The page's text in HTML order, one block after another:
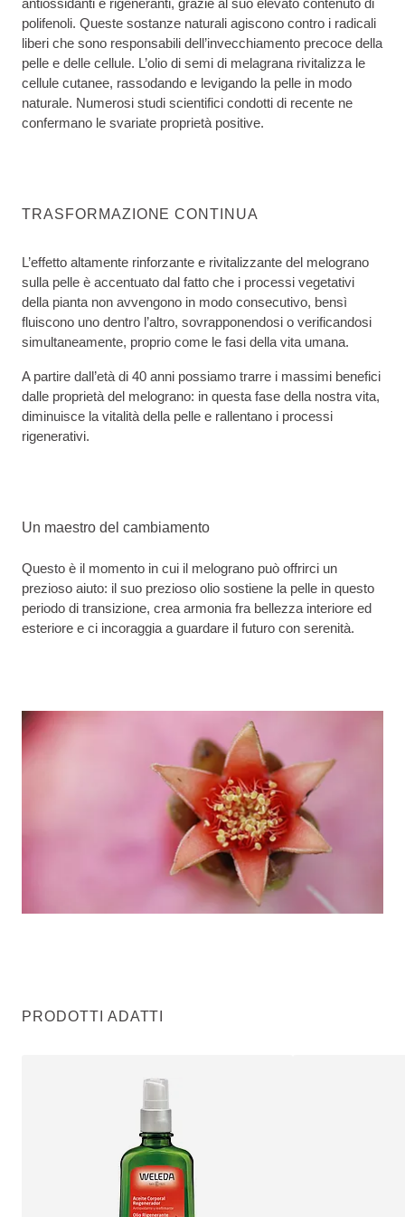
antiossidanti e rigeneranti, grazie al suo elevato contenuto di
polifenoli. Queste sostanze naturali agiscono contro i radicali
liberi che sono responsabili dell’invecchiamento precoce della
pelle e delle cellule. L’olio di semi di melagrana rivitalizza le
cellule cutanee, rassodando e levigando la pelle in modo
naturale. Numerosi studi scientifici condotti di recente ne
confermano le svariate proprietà positive.
TRASFORMAZIONE CONTINUA
L’effetto altamente rinforzante e rivitalizzante del melograno
sulla pelle è accentuato dal fatto che i processi vegetativi
della pianta non avvengono in modo consecutivo, bensì
fluiscono uno dentro l’altro, sovrapponendosi o verificandosi
simultaneamente, proprio come le fasi della vita umana.
A partire dall’età di 40 anni possiamo trarre i massimi benefici
dalle proprietà del melograno: in questa fase della nostra vita,
diminuisce la vitalità della pelle e rallentano i processi
rigenerativi.
Un maestro del cambiamento
Questo è il momento in cui il melograno può offrirci un
prezioso aiuto: il suo prezioso olio sostiene la pelle in questo
periodo di transizione, crea armonia fra bellezza interiore ed
esteriore e ci incoraggia a guardare il futuro con serenità.
PRODOTTI ADATTI